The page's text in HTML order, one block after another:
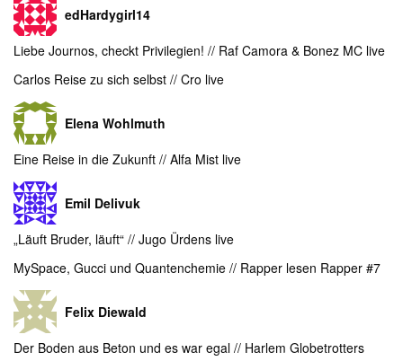
edHardygirl14
Liebe Journos, checkt Privilegien! // Raf Camora & Bonez MC live
Carlos Reise zu sich selbst // Cro live
Elena Wohlmuth
Eine Reise in die Zukunft // Alfa Mist live
Emil Delivuk
„Läuft Bruder, läuft“ // Jugo Ürdens live
MySpace, Gucci und Quantenchemie // Rapper lesen Rapper #7
Felix Diewald
Der Boden aus Beton und es war egal // Harlem Globetrotters